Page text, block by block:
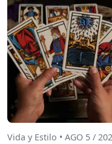
Vida y Estilo • AGO 5 /